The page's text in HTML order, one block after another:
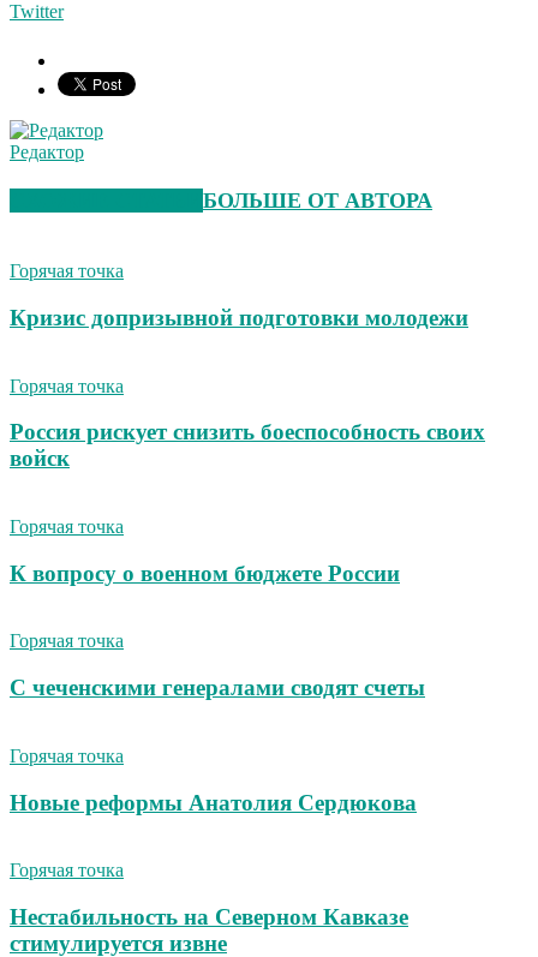
Twitter
Редактор
БОЛЬШЕ ОТ АВТОРА
Горячая точка
Кризис допризывной подготовки молодежи
Горячая точка
Россия рискует снизить боеспособность своих
войск
Горячая точка
К вопросу о военном бюджете России
Горячая точка
С чеченскими генералами сводят счеты
Горячая точка
Новые реформы Анатолия Сердюкова
Горячая точка
Нестабильность на Северном Кавказе
стимулируется извне